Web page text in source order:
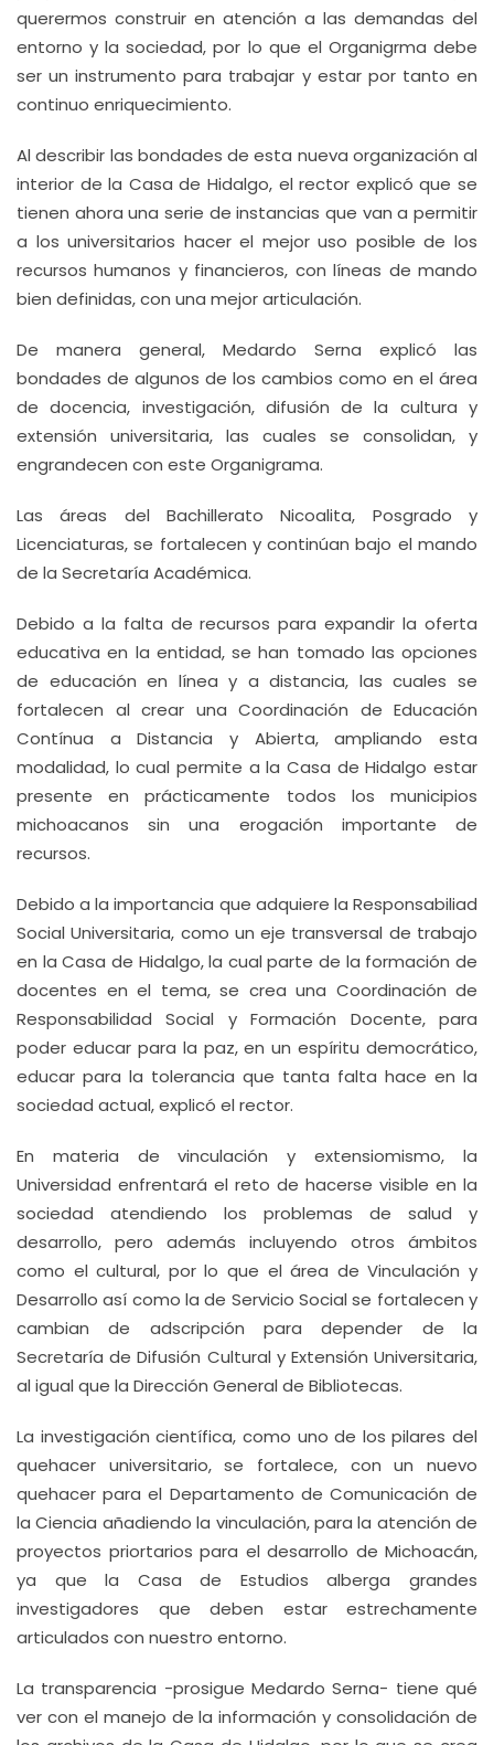
querermos construir en atención a las demandas del
entorno y la sociedad, por lo que el Organigrma debe
ser un instrumento para trabajar y estar por tanto en
continuo enriquecimiento.
Al describir las bondades de esta nueva organización al
interior de la Casa de Hidalgo, el rector explicó que se
tienen ahora una serie de instancias que van a permitir
a los universitarios hacer el mejor uso posible de los
recursos humanos y financieros, con líneas de mando
bien definidas, con una mejor articulación.
De manera general, Medardo Serna explicó las
bondades de algunos de los cambios como en el área
de docencia, investigación, difusión de la cultura y
extensión universitaria, las cuales se consolidan, y
engrandecen con este Organigrama.
Las áreas del Bachillerato Nicoalita, Posgrado y
Licenciaturas, se fortalecen y continúan bajo el mando
de la Secretaría Académica.
Debido a la falta de recursos para expandir la oferta
educativa en la entidad, se han tomado las opciones
de educación en línea y a distancia, las cuales se
fortalecen al crear una Coordinación de Educación
Contínua a Distancia y Abierta, ampliando esta
modalidad, lo cual permite a la Casa de Hidalgo estar
presente en prácticamente todos los municipios
michoacanos sin una erogación importante de
recursos.
Debido a la importancia que adquiere la Responsabiliad
Social Universitaria, como un eje transversal de trabajo
en la Casa de Hidalgo, la cual parte de la formación de
docentes en el tema, se crea una Coordinación de
Responsabilidad Social y Formación Docente, para
poder educar para la paz, en un espíritu democrático,
educar para la tolerancia que tanta falta hace en la
sociedad actual, explicó el rector.
En materia de vinculación y extensiomismo, la
Universidad enfrentará el reto de hacerse visible en la
sociedad atendiendo los problemas de salud y
desarrollo, pero además incluyendo otros ámbitos
como el cultural, por lo que el área de Vinculación y
Desarrollo así como la de Servicio Social se fortalecen y
cambian de adscripción para depender de la
Secretaría de Difusión Cultural y Extensión Universitaria,
al igual que la Dirección General de Bibliotecas.
La investigación científica, como uno de los pilares del
quehacer universitario, se fortalece, con un nuevo
quehacer para el Departamento de Comunicación de
la Ciencia añadiendo la vinculación, para la atención de
proyectos priortarios para el desarrollo de Michoacán,
ya que la Casa de Estudios alberga grandes
investigadores que deben estar estrechamente
articulados con nuestro entorno.
La transparencia -prosigue Medardo Serna- tiene qué
ver con el manejo de la información y consolidación de